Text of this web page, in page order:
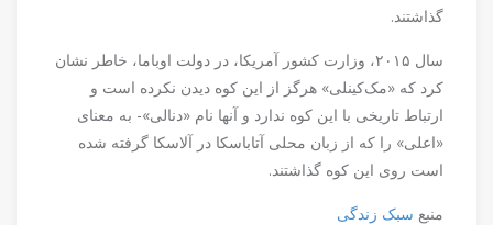
گذاشتند.
سال ۲۰۱۵، وزارت کشور آمریکا، در دولت اوباما، خاطر نشان
کرد که «مک‌کینلی» هرگز از این کوه دیدن نکرده است و
ارتباط تاریخی با این کوه ندارد و آنها نام «دنالی»- به معنای
«اعلی» را که از زبان محلی آتاباسکا در آلاسکا گرفته شده
است روی این کوه گذاشتند.
منبع سبک زندگی